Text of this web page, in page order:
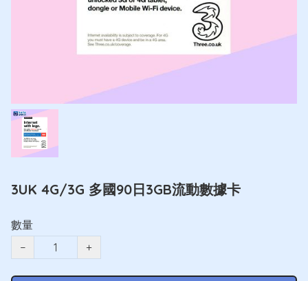
3UK 4G/3G 多國90日3GB流動數據卡
數量
−
+